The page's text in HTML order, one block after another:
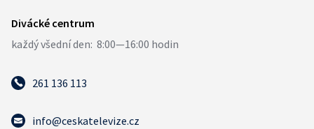
261 136 113
info@ceskatelevize.cz